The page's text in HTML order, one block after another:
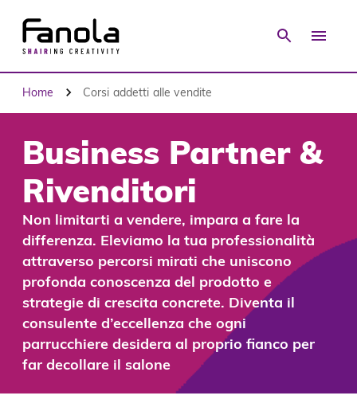
Home Corsi addetti alle vendite
Business Partner &
Rivenditori
Non limitarti a vendere, impara a fare la
differenza. Eleviamo la tua professionalità
attraverso percorsi mirati che uniscono
profonda conoscenza del prodotto e
strategie di crescita concrete. Diventa il
consulente d’eccellenza che ogni
parrucchiere desidera al proprio fianco per
far decollare il salone